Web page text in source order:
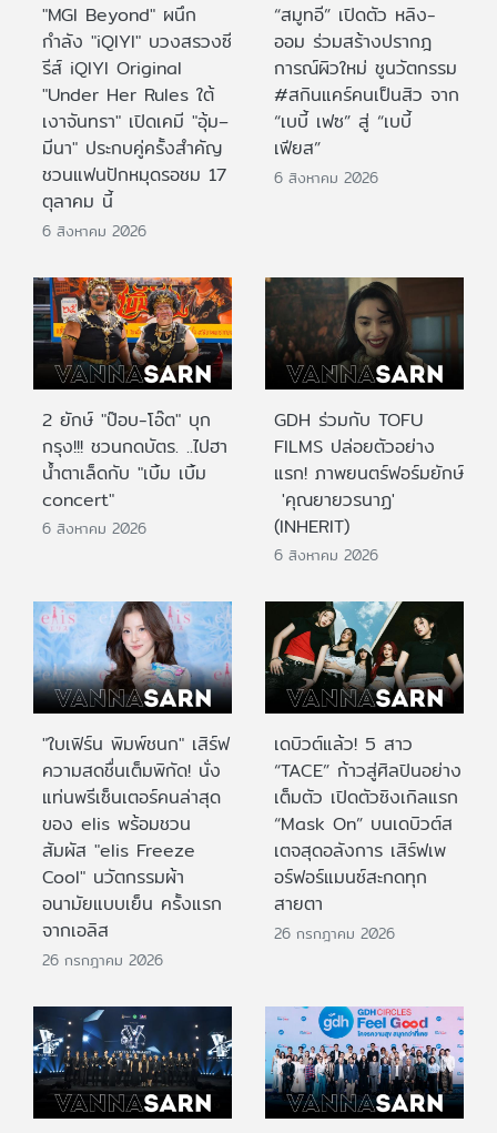
"MGI Beyond" ผนึก
กำลัง "iQIYI" บวงสรวงซี
รีส์ iQIYI Original
"Under Her Rules ใต้
เงาจันทรา" เปิดเคมี "อุ้ม–
มีนา" ประกบคู่ครั้งสำคัญ
ชวนแฟนปักหมุดรอชม 17
ตุลาคม นี้
6 สิงหาคม 2026
“สมูทอี” เปิดตัว หลิง-
ออม ร่วมสร้างปรากฎ
การณ์ผิวใหม่ ชูนวัตกรรม
#สกินแคร์คนเป็นสิว จาก
“เบบี้ เฟซ” สู่ “เบบี้
เฟียส”
6 สิงหาคม 2026
2 ยักษ์ "ป๊อบ-โอ๊ต" บุก
กรุง!!! ชวนกดบัตร. ..ไปฮา
น้ำตาเล็ดกับ "เบิ้ม เบิ้ม
concert"
6 สิงหาคม 2026
GDH ร่วมกับ TOFU
FILMS ปล่อยตัวอย่าง
แรก! ภาพยนตร์ฟอร์มยักษ์
'คุณยายวรนาฏ'
(INHERIT)
6 สิงหาคม 2026
"ใบเฟิร์น พิมพ์ชนก" เสิร์ฟ
ความสดชื่นเต็มพิกัด! นั่ง
แท่นพรีเซ็นเตอร์คนล่าสุด
ของ elis พร้อมชวน
สัมผัส "elis Freeze
Cool" นวัตกรรมผ้า
อนามัยแบบเย็น ครั้งแรก
จากเอลิส
26 กรกฎาคม 2026
เดบิวต์แล้ว! 5 สาว
“TACE” ก้าวสู่ศิลปินอย่าง
เต็มตัว เปิดตัวซิงเกิลแรก
“Mask On” บนเดบิวต์ส
เตจสุดอลังการ เสิร์ฟเพ
อร์ฟอร์แมนซ์สะกดทุก
สายตา
26 กรกฎาคม 2026